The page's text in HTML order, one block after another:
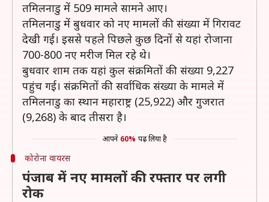
तमिलनाडु में 509 मामले सामने आए।
तमिलनाडु में बुधवार को नए मामलों की संख्या में गिरावट
देखी गई। इससे पहले पिछले कुछ दिनों से यहां रोजाना
700-800 नए मरीज मिल रहे थे।
बुधवार शाम तक यहां कुल संक्रमितों की संख्या 9,227
पहुंच गई। संक्रमितों की सर्वाधिक संख्या के मामले में
तमिलनाडु का स्थान महाराष्ट्र (25,922) और गुजरात
(9,268) के बाद तीसरा है।
आपने 60% पढ़ लिया है
कोरोना वायरस
पंजाब में नए मामलों की रफ्तार पर लगी
रोक